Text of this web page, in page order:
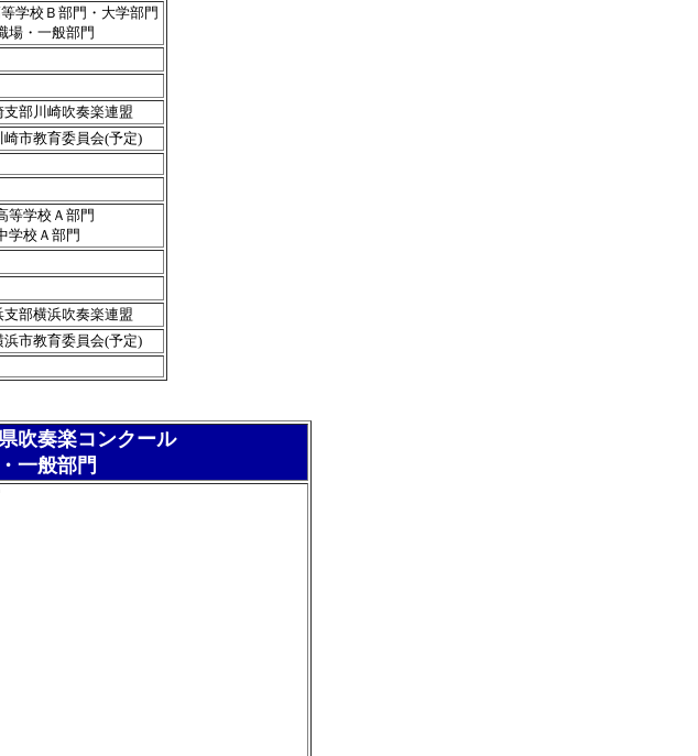
学校Ｂ部門・大学部門
・一般部門
部川崎吹奏楽連盟
市教育委員会(予定)
学校Ａ部門
校Ａ部門
部横浜吹奏楽連盟
市教育委員会(予定)
吹奏楽コンクール
一般部門